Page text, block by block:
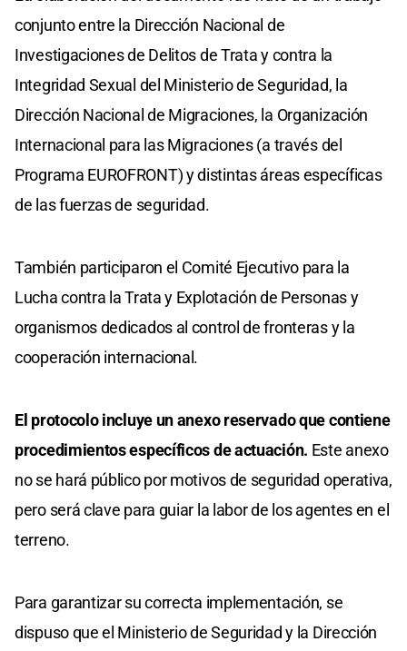
conjunto entre la Dirección Nacional de
Investigaciones de Delitos de Trata y contra la
Integridad Sexual del Ministerio de Seguridad, la
Dirección Nacional de Migraciones, la Organización
Internacional para las Migraciones (a través del
Programa EUROFRONT) y distintas áreas específicas
de las fuerzas de seguridad.
También participaron el Comité Ejecutivo para la
Lucha contra la Trata y Explotación de Personas y
organismos dedicados al control de fronteras y la
cooperación internacional.
El protocolo incluye un anexo reservado que contiene
procedimientos específicos de actuación. Este anexo
no se hará público por motivos de seguridad operativa,
pero será clave para guiar la labor de los agentes en el
terreno.
Para garantizar su correcta implementación, se
dispuso que el Ministerio de Seguridad y la Dirección